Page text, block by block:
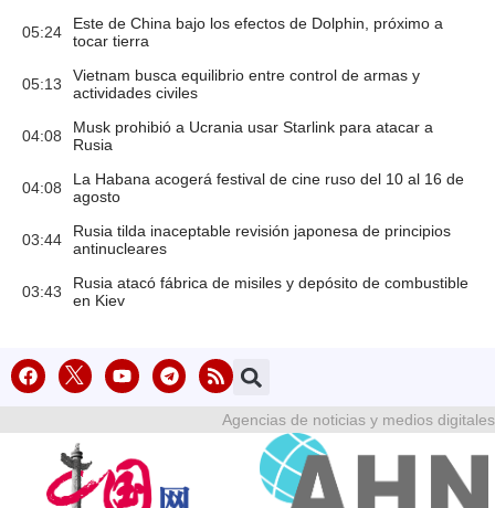
05:24
Este de China bajo los efectos de Dolphin, próximo a
tocar tierra
05:13
Vietnam busca equilibrio entre control de armas y
actividades civiles
04:08
Musk prohibió a Ucrania usar Starlink para atacar a
Rusia
04:08
La Habana acogerá festival de cine ruso del 10 al 16 de
agosto
03:44
Rusia tilda inaceptable revisión japonesa de principios
antinucleares
03:43
Rusia atacó fábrica de misiles y depósito de combustible
en Kiev
Agencias de noticias y medios digitales